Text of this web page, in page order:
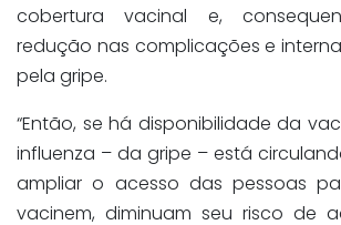
cobertura vacinal e,
redução nas complicações e
pela gripe.
“Então, se há disponibilidade da
influenza – da gripe – está
ampliar o acesso das pessoas
vacinem, diminuam seu risco de